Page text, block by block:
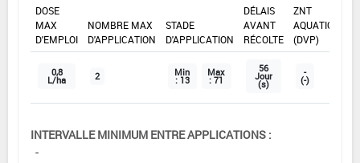
DOSE
MAX
D'EMPLOI
NOMBRE MAX
D'APPLICATION
STADE
D'APPLICATION
DÉLAIS
AVANT
RÉCOLTE
ZNT
AQUATIQUE
(DVP)
0,8
L/ha 2 Min
: 13
Max
: 71
56
Jour
(s)
-
(-)
INTERVALLE MINIMUM ENTRE APPLICATIONS :
-